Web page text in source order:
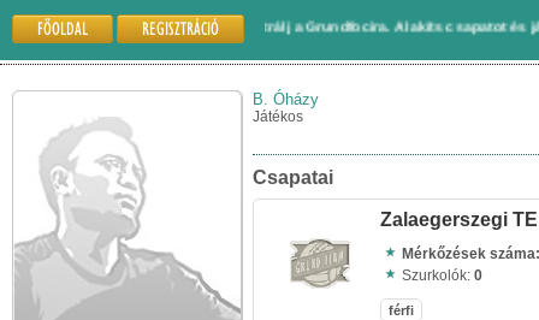
FŐOLDAL REGISZTRÁCIÓ
Gyere és regisztrálj a Grundfocira. Alakíts csapatot és játssz
B. Óházy
Játékos
Csapatai
Zalaegerszegi
Mérkőzések
Szurkolók: 0
férfi